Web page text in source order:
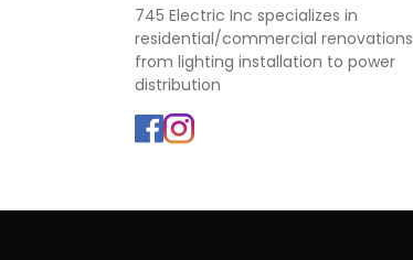
745 Electric Inc specializes in
residential/commercial renovations
from lighting installation to power
distribution